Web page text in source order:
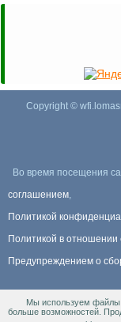
Copyright ©
Во время посещения
соглашением,
Политикой
Политикой в
Предупреждением о
Информация Для
Мы используем файлы
больше возможностей.